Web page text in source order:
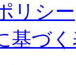
リシー
基づ